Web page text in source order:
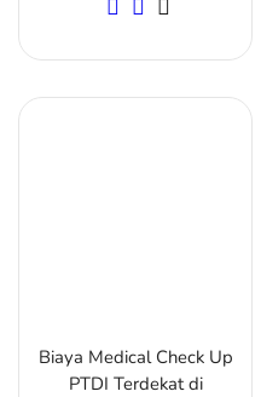
Biaya Medical Check Up
PTDI Terdekat di